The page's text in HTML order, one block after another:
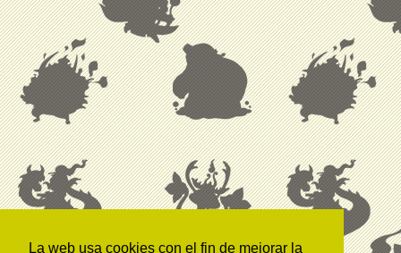
La web usa cookies con el fin de mejorar la